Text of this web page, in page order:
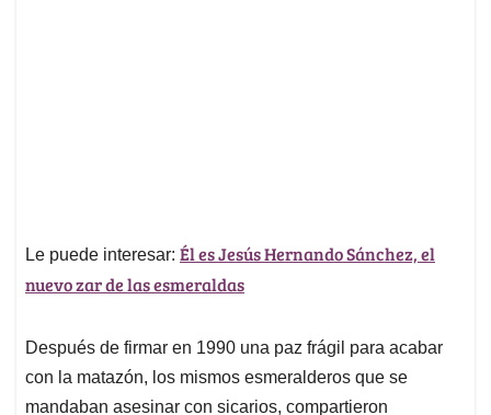
Le puede interesar: Él es Jesús Hernando Sánchez, el
nuevo zar de las esmeraldas
Después de firmar en 1990 una paz frágil para acabar
con la matazón, los mismos esmeralderos que se
mandaban asesinar con sicarios, compartieron